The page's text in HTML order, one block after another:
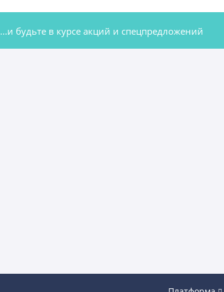
...и будьте в курсе акций и спецпредложений